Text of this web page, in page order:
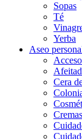
Sopas
Té
Yerba
Aseo
Cera